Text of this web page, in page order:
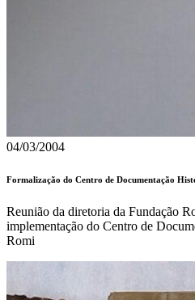
04/03/2004
Formalização do Centro de Documentação
Reunião da diretoria da Fundação
implementação do Centro de
Romi